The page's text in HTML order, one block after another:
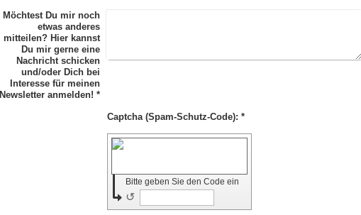
Möchtest Du mir noch
etwas anderes
mitteilen? Hier kannst
Du mir gerne eine
Nachricht schicken
und/oder Dich bei
Interesse für meinen
Newsletter anmelden! *
Captcha (Spam-Schutz-Code): *
Bitte geben Sie den Code ein
↺